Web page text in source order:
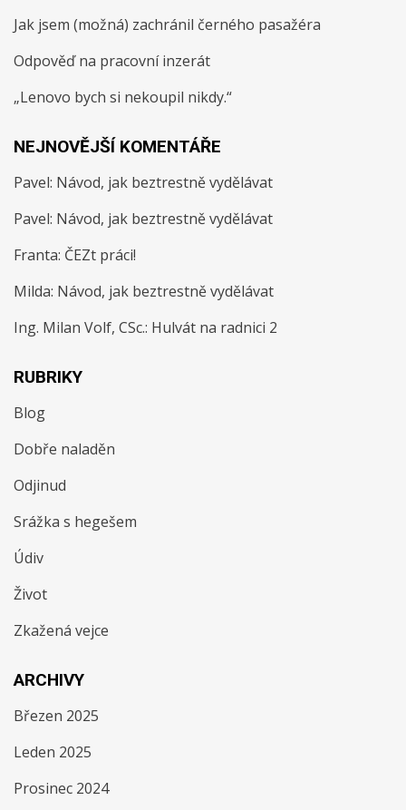
Jak jsem (možná) zachránil černého pasažéra
Odpověď na pracovní inzerát
„Lenovo bych si nekoupil nikdy.“
NEJNOVĚJŠÍ KOMENTÁŘE
Pavel: Návod, jak beztrestně vydělávat
Pavel: Návod, jak beztrestně vydělávat
Franta: ČEZt práci!
Milda: Návod, jak beztrestně vydělávat
Ing. Milan Volf, CSc.: Hulvát na radnici 2
RUBRIKY
Blog
Dobře naladěn
Odjinud
Srážka s hegešem
Údiv
Život
Zkažená vejce
ARCHIVY
Březen 2025
Leden 2025
Prosinec 2024